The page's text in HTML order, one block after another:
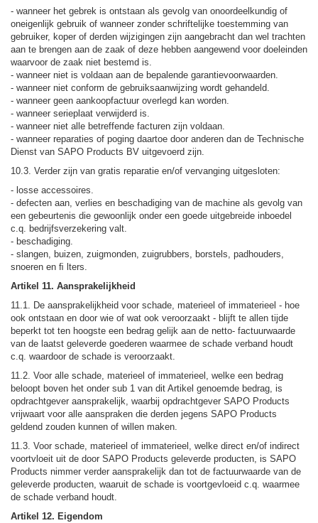
- wanneer het gebrek is ontstaan als gevolg van onoordeelkundig of
oneigenlijk gebruik of wanneer zonder schriftelijke toestemming van
gebruiker, koper of derden wijzigingen zijn aangebracht dan wel trachten
aan te brengen aan de zaak of deze hebben aangewend voor doeleinden
waarvoor de zaak niet bestemd is.
- wanneer niet is voldaan aan de bepalende garantievoorwaarden.
- wanneer niet conform de gebruiksaanwijzing wordt gehandeld.
- wanneer geen aankoopfactuur overlegd kan worden.
- wanneer serieplaat verwijderd is.
- wanneer niet alle betreffende facturen zijn voldaan.
- wanneer reparaties of poging daartoe door anderen dan de Technische
Dienst van SAPO Products BV uitgevoerd zijn.
10.3. Verder zijn van gratis reparatie en/of vervanging uitgesloten:
- losse accessoires.
- defecten aan, verlies en beschadiging van de machine als gevolg van
een gebeurtenis die gewoonlijk onder een goede uitgebreide inboedel
c.q. bedrijfsverzekering valt.
- beschadiging.
- slangen, buizen, zuigmonden, zuigrubbers, borstels, padhouders,
snoeren en ﬁ lters.
Artikel 11. Aansprakelijkheid
11.1. De aansprakelijkheid voor schade, materieel of immaterieel - hoe
ook ontstaan en door wie of wat ook veroorzaakt - blijft te allen tijde
beperkt tot ten hoogste een bedrag gelijk aan de netto- factuurwaarde
van de laatst geleverde goederen waarmee de schade verband houdt
c.q. waardoor de schade is veroorzaakt.
11.2. Voor alle schade, materieel of immaterieel, welke een bedrag
beloopt boven het onder sub 1 van dit Artikel genoemde bedrag, is
opdrachtgever aansprakelijk, waarbij opdrachtgever SAPO Products
vrijwaart voor alle aanspraken die derden jegens SAPO Products
geldend zouden kunnen of willen maken.
11.3. Voor schade, materieel of immaterieel, welke direct en/of indirect
voortvloeit uit de door SAPO Products geleverde producten, is SAPO
Products nimmer verder aansprakelijk dan tot de factuurwaarde van de
geleverde producten, waaruit de schade is voortgevloeid c.q. waarmee
de schade verband houdt.
Artikel 12. Eigendom